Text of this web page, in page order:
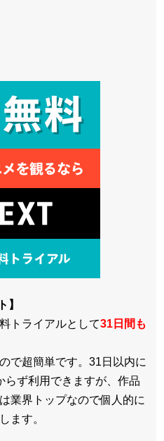
】
トライアルとして31日間も
で超簡単です。31日以内に
らず利用できますが、作品
業界トップなので個人的に
ます。